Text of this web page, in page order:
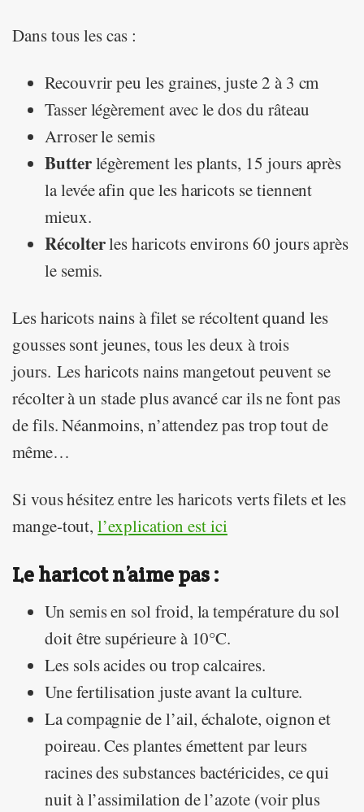
Dans tous les cas :
Recouvrir peu les graines, juste 2 à 3 cm
Tasser légèrement avec le dos du râteau
Arroser le semis
Butterlégèrement les plants, 15 jours après
la levée afin que les haricots se tiennent
mieux.
Récolterles haricots environs 60 jours après
le semis.
Les haricots nains à filet se récoltent quand les
gousses sont jeunes, tous les deux à trois
jours. Les haricots nains mangetout peuvent se
récolter à un stade plus avancé car ils ne font pas
de fils. Néanmoins, n’attendez pas trop tout de
même…
Si vous hésitez entre les haricots verts filets et les
mange-tout,l’explication est ici
Le haricot n’aime pas :
Un semis en sol froid, la température du sol
doit être supérieure à 10°C.
Les sols acides ou trop calcaires.
Une fertilisation juste avant la culture.
La compagnie de l’ail, échalote, oignon et
poireau. Ces plantes émettent par leurs
racines des substances bactéricides, ce qui
nuit à l’assimilation de l’azote (voir plus